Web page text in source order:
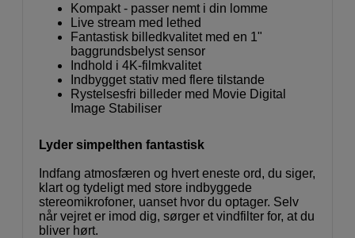
Kompakt - passer nemt i din lomme
Live stream med lethed
Fantastisk billedkvalitet med en 1"
baggrundsbelyst sensor
Indhold i 4K-filmkvalitet
Indbygget stativ med flere tilstande
Rystelsesfri billeder med Movie Digital
Image Stabiliser
Lyder simpelthen fantastisk
Indfang atmosfæren og hvert eneste ord, du siger,
klart og tydeligt med store indbyggede
stereomikrofoner, uanset hvor du optager. Selv
når vejret er imod dig, sørger et vindfilter for, at du
bliver hørt.